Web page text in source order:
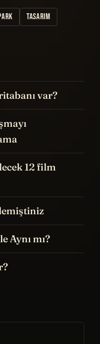
TASARIM
var?
12 film
Aynı mı?